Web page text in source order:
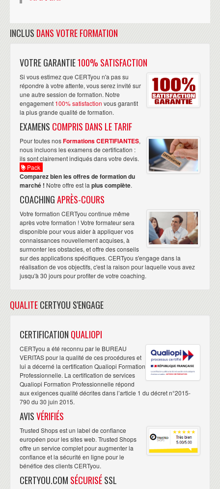
INCLUS DANS VOTRE FORMATION
VOTRE GARANTIE100% SATISFACTION
Si vous estimez que CERTyou n'a pas su
répondre à votre attente, vous serez invité sur
une autre session de formation. Notre
engagement 100% satisfaction vous garantit
la plus grande qualité de formation.
EXAMENS COMPRIS DANS LE TARIF
Pour toutes nosFormations CERTIFIANTES,
nous incluons les examens de certification :
ils sont clairement indiqués dans votre devis.
Pack
Comparez bien les offres de formation du
marché ! Notre offre est la plus complète.
COACHINGAPRÈS-COURS
Votre formation CERTyou continue même
après votre formation ! Votre formateur sera
disponible pour vous aider à appliquer vos
connaissances nouvellement acquises, à
surmonter les obstacles, et offre des conseils
sur des applications spécifiques. CERTyou s'engage dans la
réalisation de vos objectifs, c'est la raison pour laquelle vous avez
jusqu'à 30 jours pour profiter de votre coaching.
QUALITECERTYOU S'ENGAGE
CERTIFICATION QUALIOPI
CERTyou a été reconnu par le BUREAU
VERITAS pour la qualité de ces procédures et
lui a décerné la certification Qualiopi Formation
Professionnelle. La certification de services
Qualiopi Formation Professionnelle répond
aux exigences qualité décrites dans l’article 1 du décret n°2015-
790 du 30 juin 2015.
AVISVÉRIFIÉS
Trusted Shops est un label de confiance
européen pour les sites web. Trusted Shops
offre un service complet pour augmenter la
confiance et la sécurité en ligne pour le
bénéfice des clients CERTyou.
CERTYOU.COM SÉCURISÉSSL